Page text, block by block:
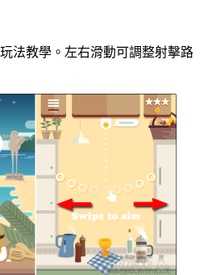
法教學。左右滑動可調整射擊路